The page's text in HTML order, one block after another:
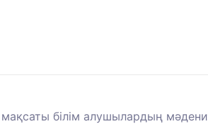
мақсаты білім алушылардың